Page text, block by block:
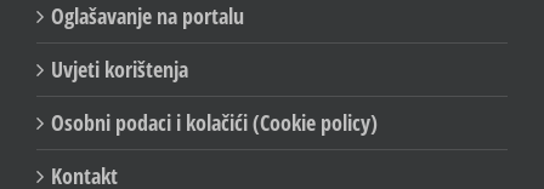
Oglašavanje na portalu
Uvjeti korištenja
Osobni podaci i kolačići (Cookie policy)
Kontakt